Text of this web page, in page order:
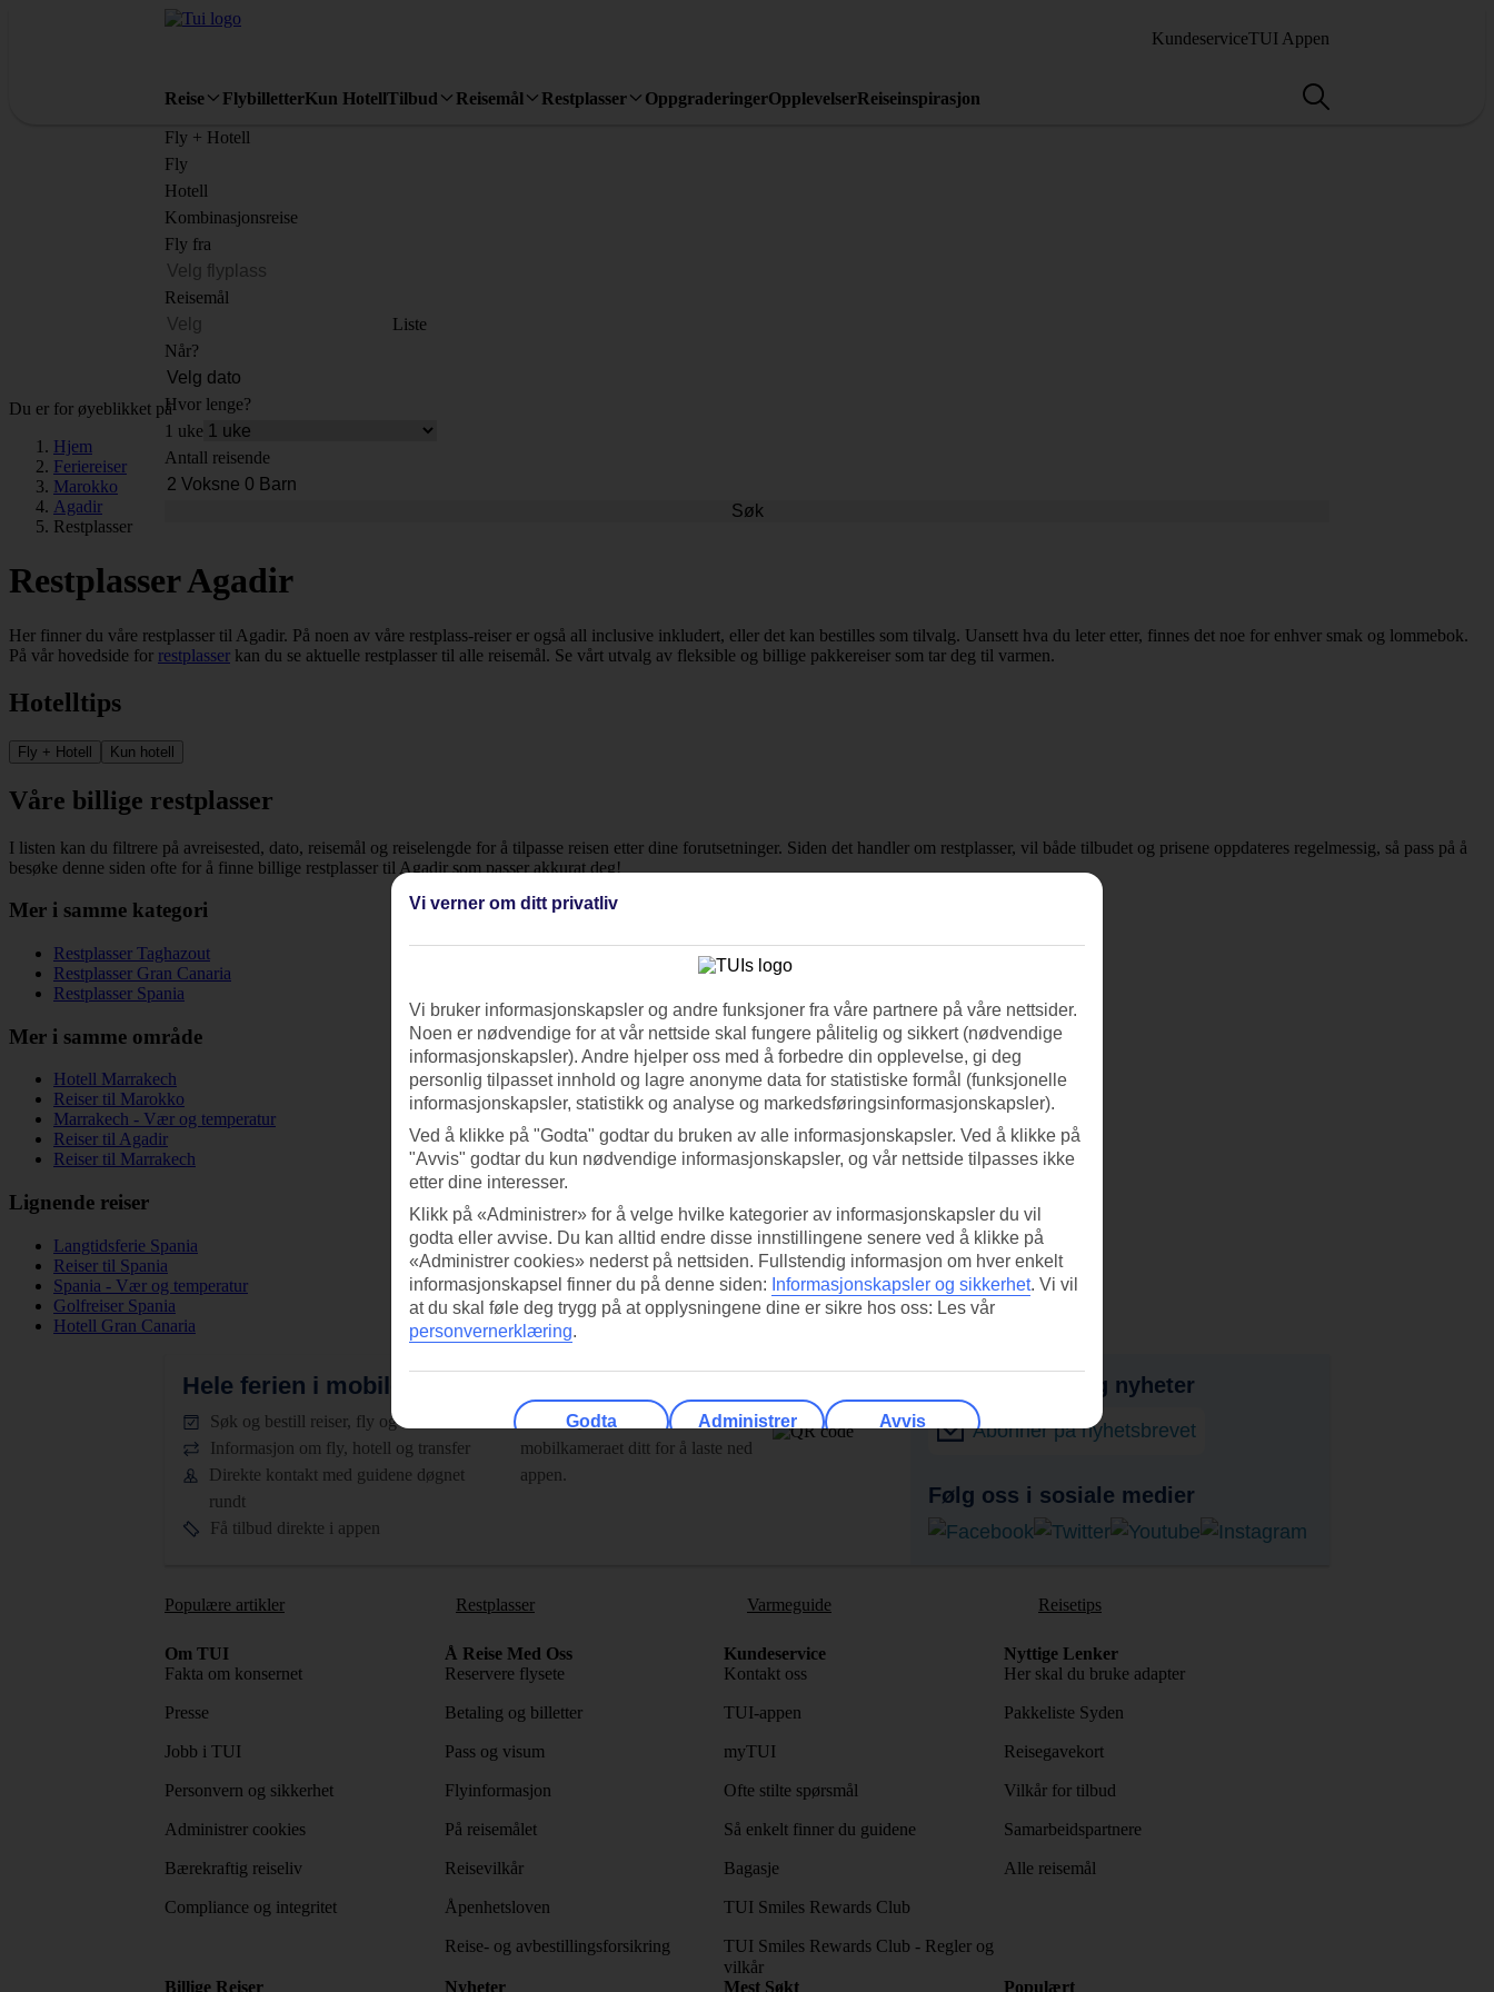
KundeserviceTUI Appen
Reise FlybilletterKun HotellTilbud Reisemål Restplasser OppgraderingerOpplevelserReiseinspirasjon
Fly + Hotell
Fly
Hotell
Kombinasjonsreise
Fly fra
Reisemål
Liste
Når?
Hvor lenge?
1 uke
Antall reisende
Søk
Du er for øyeblikket på
Hjem
Feriereiser
Marokko
Agadir
Restplasser
Restplasser Agadir
Her finner du våre restplasser til Agadir. På noen av våre restplass-reiser er også all inclusive inkludert, eller det kan bestilles som tilvalg. Uansett hva du leter etter, finnes det noe for enhver smak og lommebok.
På vår hovedside for restplasser kan du se aktuelle restplasser til alle reisemål. Se vårt utvalg av fleksible og billige pakkereiser som tar deg til varmen.
Hotelltips
Fly + Hotell Kun hotell
Våre billige restplasser
I listen kan du filtrere på avreisested, dato, reisemål og reiselengde for å tilpasse reisen etter dine forutsetninger. Siden det handler om restplasser, vil både tilbudet og prisene oppdateres regelmessig, så pass på å
besøke denne siden ofte for å finne billige restplasser til Agadir som passer akkurat deg!
Mer i samme kategori
Restplasser Taghazout
Restplasser Gran Canaria
Restplasser Spania
Mer i samme område
Hotell Marrakech
Reiser til Marokko
Marrakech - Vær og temperatur
Reiser til Agadir
Reiser til Marrakech
Lignende reiser
Langtidsferie Spania
Reiser til Spania
Spania - Vær og temperatur
Golfreiser Spania
Hotell Gran Canaria
Hele ferien i mobilen.
Søk og bestill reiser, fly og hotell
Informasjon om fly, hotell og transfer
Direkte kontakt med guidene døgnet
rundt
Få tilbud direkte i appen
Skann QR-koden med
mobilkameraet ditt for å laste ned
appen.
Få tilbud, tips og nyheter
Abonner på nyhetsbrevet
Følg oss i sosiale medier
Populære artikler Restplasser Varmeguide Reisetips
Om TUI
Fakta om konsernet
Presse
Jobb i TUI
Personvern og sikkerhet
Administrer cookies
Bærekraftig reiseliv
Compliance og integritet
Å Reise Med Oss
Reservere flysete
Betaling og billetter
Pass og visum
Flyinformasjon
På reisemålet
Reisevilkår
Åpenhetsloven
Reise- og avbestillingsforsikring
Kundeservice
Kontakt oss
TUI-appen
myTUI
Ofte stilte spørsmål
Så enkelt finner du guidene
Bagasje
TUI Smiles Rewards Club
TUI Smiles Rewards Club - Regler og
vilkår
Nyttige Lenker
Her skal du bruke adapter
Pakkeliste Syden
Reisegavekort
Vilkår for tilbud
Samarbeidspartnere
Alle reisemål
Billige Reiser Nyheter Mest Søkt Populært
Vi verner om ditt privatliv
Vi bruker informasjonskapsler og andre funksjoner fra våre partnere på våre nettsider.
Noen er nødvendige for at vår nettside skal fungere pålitelig og sikkert (nødvendige
informasjonskapsler). Andre hjelper oss med å forbedre din opplevelse, gi deg
personlig tilpasset innhold og lagre anonyme data for statistiske formål (funksjonelle
informasjonskapsler, statistikk og analyse og markedsføringsinformasjonskapsler).
Ved å klikke på "Godta" godtar du bruken av alle informasjonskapsler. Ved å klikke på
"Avvis" godtar du kun nødvendige informasjonskapsler, og vår nettside tilpasses ikke
etter dine interesser.
Klikk på «Administrer» for å velge hvilke kategorier av informasjonskapsler du vil
godta eller avvise. Du kan alltid endre disse innstillingene senere ved å klikke på
«Administrer cookies» nederst på nettsiden. Fullstendig informasjon om hver enkelt
informasjonskapsel finner du på denne siden: Informasjonskapsler og sikkerhet. Vi vil
at du skal føle deg trygg på at opplysningene dine er sikre hos oss: Les vår
personvernerklæring.
Godta Administrer Avvis